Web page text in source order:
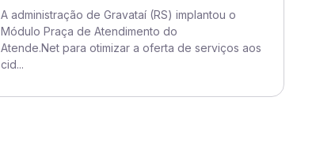
A administração de Gravataí (RS) implantou o
Módulo Praça de Atendimento do
Atende.Net para otimizar a oferta de serviços aos
cid...